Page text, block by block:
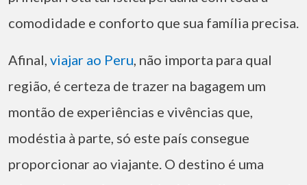
comodidade e conforto que sua família precisa.
Afinal, viajar ao Peru, não importa para qual
região, é certeza de trazer na bagagem um
montão de experiências e vivências que,
modéstia à parte, só este país consegue
proporcionar ao viajante. O destino é uma